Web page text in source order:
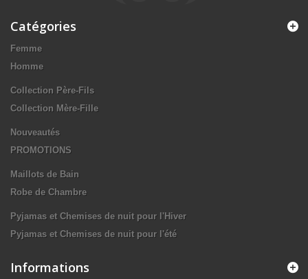
Catégories
Femme
Homme
Collection Père-Fils
Collection Mère-Fille
Nouveautés
PROMOTIONS
Maillots de Bain
Robe de Chambre
Pyjamas et Chemises de nuit pour l'Hiver
Pyjamas et Chemises de nuit pour l'été
Informations